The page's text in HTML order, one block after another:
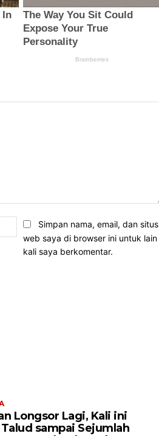
Email:*Simpan nama, email, dan situs
web saya di browser ini untuk lain
kali saya berkomentar.
Longsor Lagi, Kali ini
sampai Sejumlah